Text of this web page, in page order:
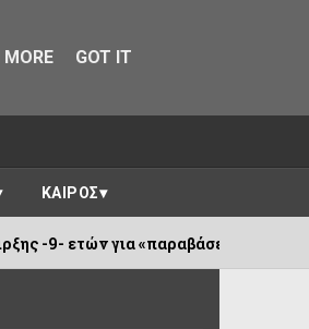
ΚΑΙΡΟΣ
περί αλλοδαπών».
MORE GOT IT